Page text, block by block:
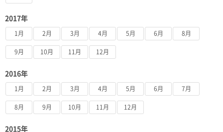
2017年
1月 2月 3月 4月 5月 6月 8月
9月 10月 11月 12月
2016年
1月 2月 3月 4月 5月 6月 7月
8月 9月 10月 11月 12月
2015年